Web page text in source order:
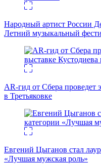
Народный артист России
Летний музыкальный
AR-гид от Сбера проведет
в Третьяковке
Евгений Цыганов стал
«Лучшая мужская роль»